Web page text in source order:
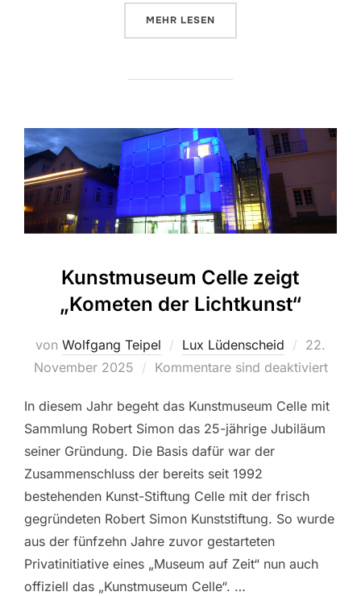
MEHR ÜBER „LICHT IN DER CITY:
LESEN
Kunstmuseum Celle zeigt
„Kometen der Lichtkunst“
von Wolfgang Teipel Lux Lüdenscheid
am
22.
November 2025
Kommentare sind deaktiviert
In diesem Jahr begeht das Kunstmuseum Celle mit
Sammlung Robert Simon das 25-jährige Jubiläum
seiner Gründung. Die Basis dafür war der
Zusammenschluss der bereits seit 1992
bestehenden Kunst-Stiftung Celle mit der frisch
gegründeten Robert Simon Kunststiftung. So wurde
aus der fünfzehn Jahre zuvor gestarteten
Privatinitiative eines „Museum auf Zeit“ nun auch
offiziell das „Kunstmuseum Celle“. …